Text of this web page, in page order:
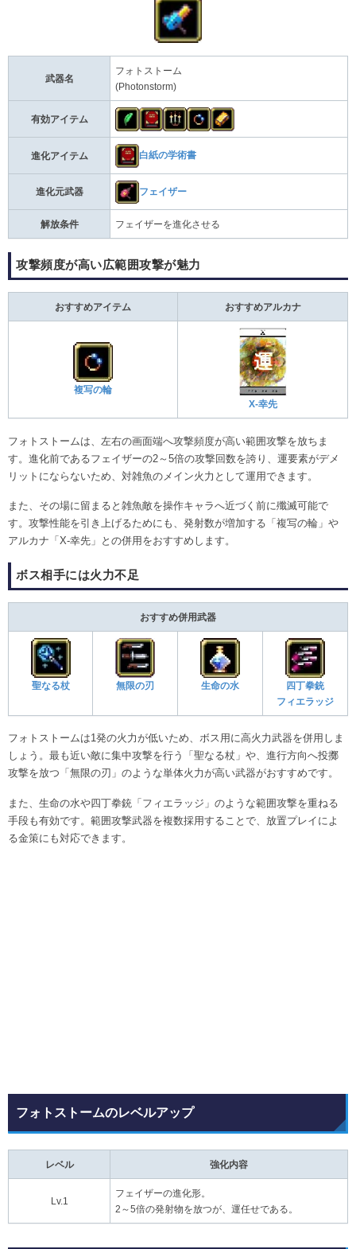
武器名
フォトストーム
(Photonstorm)
有効アイテム
進化アイテム 白紙の学術書
進化元武器 フェイザー
解放条件 フェイザーを進化させる
攻撃頻度が高い広範囲攻撃が魅力
おすすめアイテム おすすめアルカナ
複写の輪
X-幸先
フォトストームは、左右の画面端へ攻撃頻度が高い範囲攻撃を放ちま
す。進化前であるフェイザーの2～5倍の攻撃回数を誇り、運要素がデメ
リットにならないため、対雑魚のメイン火力として運用できます。
また、その場に留まると雑魚敵を操作キャラへ近づく前に殲滅可能で
す。攻撃性能を引き上げるためにも、発射数が増加する「複写の輪」や
アルカナ「X-幸先」との併用をおすすめします。
ボス相手には火力不足
おすすめ併用武器
聖なる杖 無限の刃 生命の水
四丁拳銃
フィエラッジ
フォトストームは1発の火力が低いため、ボス用に高火力武器を併用しま
しょう。最も近い敵に集中攻撃を行う「聖なる杖」や、進行方向へ投擲
攻撃を放つ「無限の刃」のような単体火力が高い武器がおすすめです。
また、生命の水や四丁拳銃「フィエラッジ」のような範囲攻撃を重ねる
手段も有効です。範囲攻撃武器を複数採用することで、放置プレイによ
る金策にも対応できます。
フォトストームのレベルアップ
レベル 強化内容
Lv.1
フェイザーの進化形。
2～5倍の発射物を放つが、運任せである。